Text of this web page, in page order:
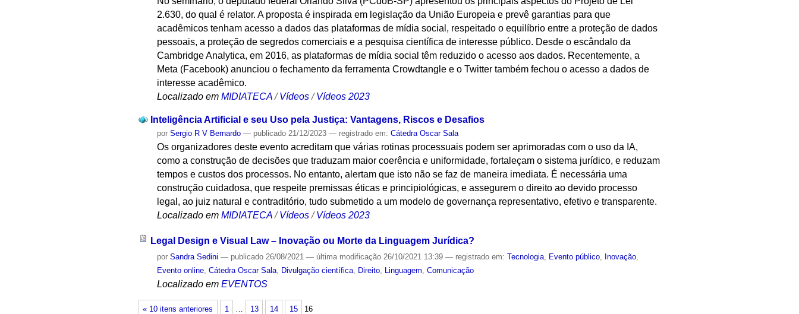
2.630, do qual é relator. A proposta é inspirada em legislação da União Europeia e prevê garantias para que
acadêmicos tenham acesso a dados das plataformas de mídia social, respeitado o equilíbrio entre a proteção de dados
pessoais, a proteção de segredos comerciais e a pesquisa científica de interesse público. Desde o escândalo da
Cambridge Analytica, em 2016, as plataformas de mídia social têm reduzido o acesso aos dados. Recentemente, a
Meta (Facebook) anunciou o fechamento da ferramenta Crowdtangle e o Twitter também fechou o acesso a dados de
interesse acadêmico.
Localizado em MIDIATECA /Vídeos /Vídeos 2023
Inteligência Artificial e seu Uso pela Justiça: Vantagens, Riscos e Desafios
porSergio R V Bernardo — publicado 21/12/2023— registrado em:Cátedra Oscar Sala
Os organizadores deste evento acreditam que várias rotinas processuais podem ser aprimoradas com o uso da IA,
como a construção de decisões que traduzam maior coerência e uniformidade, fortaleçam o sistema jurídico, e reduzam
tempos e custos dos processos. No entanto, alertam que isto não se faz de maneira imediata. É necessária uma
construção cuidadosa, que respeite premissas éticas e principiológicas, e assegurem o direito ao devido processo
legal, ao juiz natural e contraditório, tudo submetido a um modelo de governança representativo, efetivo e transparente.
Localizado em MIDIATECA /Vídeos /Vídeos 2023
Legal Design e Visual Law – Inovação ou Morte da Linguagem Jurídica?
porSandra Sedini — publicado 26/08/2021— última modificação 26/10/2021 13:39— registrado em:Tecnologia Evento público Inovação
Evento online ,Cátedra Oscar Sala Divulgação científica Direito Linguagem ,Comunicação
Localizado em EVENTOS
« 10 itens anteriores 1 13 14 15 16